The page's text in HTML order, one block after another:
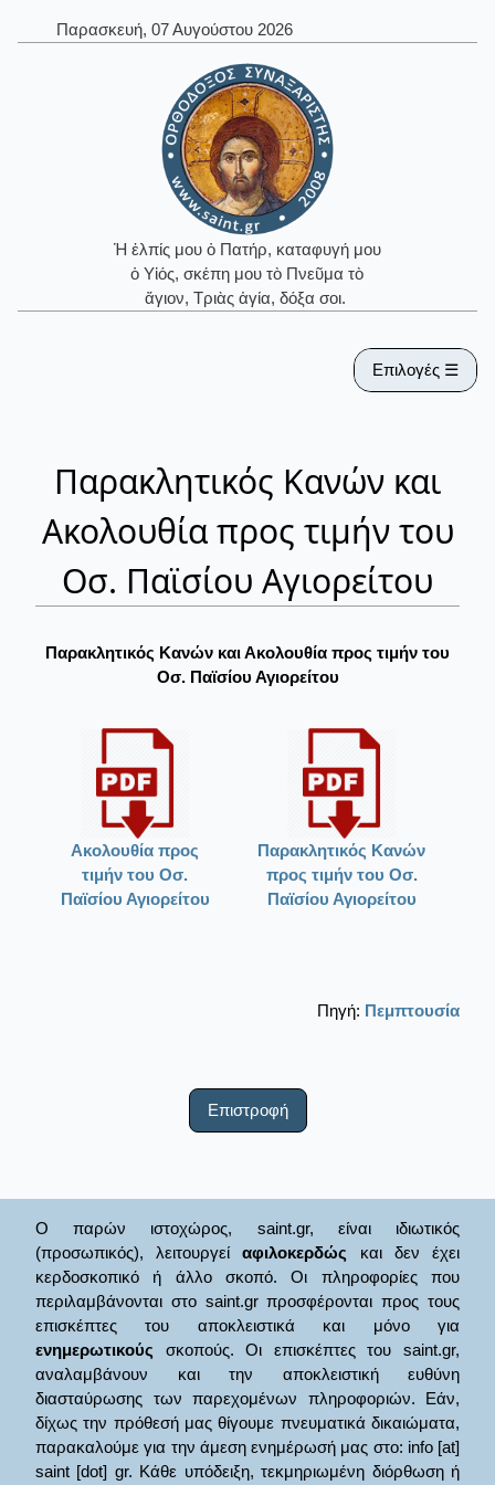
Παρασκευή, 07 Αυγούστου 2026
Ἡ ἐλπίς μου ὁ Πατήρ, καταφυγή μου
ὁ Υἱός, σκέπη μου τὸ Πνεῦμα τὸ
ἅγιον, Τριὰς ἁγία, δόξα σοι.
Επιλογές ☰
Παρακλητικός Κανών και
Ακολουθία προς τιμήν του
Οσ. Παϊσίου Αγιορείτου
Παρακλητικός Κανών και Ακολουθία προς τιμήν του
Οσ. Παϊσίου Αγιορείτου
Ακολουθία προς
τιμήν του Οσ.
Παϊσίου Αγιορείτου
Παρακλητικός Κανών
προς τιμήν του Οσ.
Παϊσίου Αγιορείτου
Πηγή: Πεμπτουσία
Επιστροφή
Ο παρών ιστοχώρος, saint.gr, είναι ιδιωτικός
(προσωπικός), λειτουργείαφιλοκερδώς και δεν έχει
κερδοσκοπικό ή άλλο σκοπό. Οι πληροφορίες που
περιλαμβάνονται στο saint.gr προσφέρονται προς τους
επισκέπτες του αποκλειστικά και μόνο για
ενημερωτικούς σκοπούς. Οι επισκέπτες του saint.gr,
αναλαμβάνουν και την αποκλειστική ευθύνη
διασταύρωσης των παρεχομένων πληροφοριών. Εάν,
δίχως την πρόθεσή μας θίγουμε πνευματικά δικαιώματα,
παρακαλούμε για την άμεση ενημέρωσή μας στο: info [at]
saint [dot] gr. Κάθε υπόδειξη, τεκμηριωμένη διόρθωση ή